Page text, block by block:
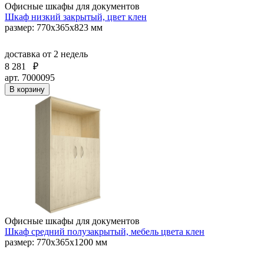
Офисные шкафы для документов
Шкаф низкий закрытый, цвет клен
размер: 770х365х823 мм
доставка от 2 недель
8 281
₽
арт. 7000095
В корзину
Офисные шкафы для документов
Шкаф средний полузакрытый, мебель цвета клен
размер: 770х365х1200 мм